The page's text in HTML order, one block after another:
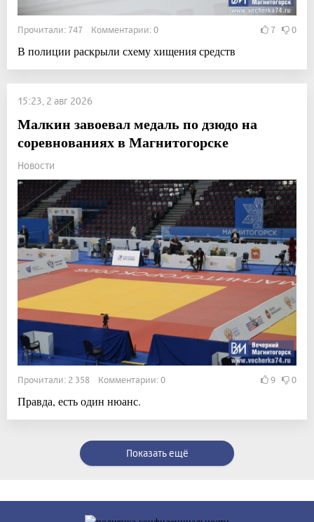
Прочитали: 747 Комментарии: 0 7 0
В полиции раскрыли схему хищения средств
15:23, 2 авг 2026
Малкин завоевал медаль по дзюдо на
соревнованиях в Магнитогорске
Новости
Прочитали: 2 358 Комментарии: 0 9 0
Правда, есть один нюанс.
Показать ещё